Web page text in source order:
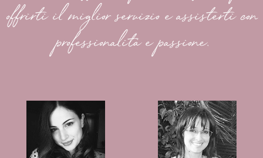
offrirti il miglior servizio e assisterti con
professionalità e passione.